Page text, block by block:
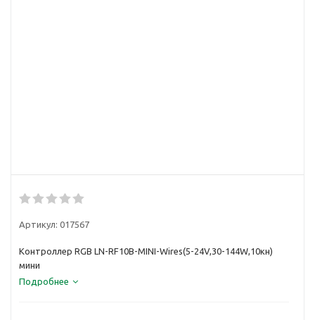
Артикул: 017567
Контроллер RGB LN-RF10B-MINI-Wires(5-24V,30-144W,10кн)
мини
Подробнее